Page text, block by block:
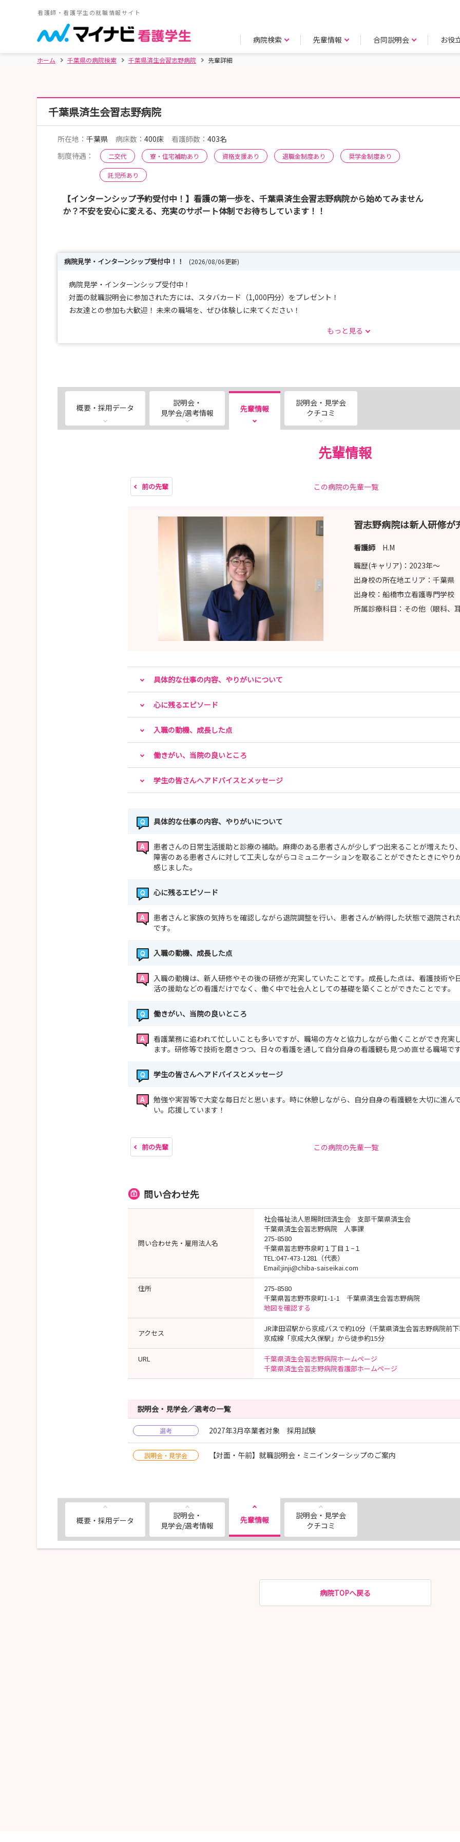
看護師・看護学生の就職情報サイト
病院検索 先輩情報 合同説明会 お役
ホーム 千葉県の病院検索 千葉県済生会習志野病院 先輩詳細
千葉県済生会習志野病院
所在地： 千葉県 病床数： 400床 看護師数： 403名
制度待遇：
二交代 寮・住宅補助あり 資格支援あり 退職金制度あり 奨学金制度あり
託児所あり
【インターンシップ予約受付中！】看護の第一歩を、千葉県済生会習志野病院から始めてみません
か？不安を安心に変える、充実のサポート体制でお待ちしています！！
病院見学・インターンシップ受付中！！ (2026/08/06更新)
病院見学・インターンシップ受付中！
対面の就職説明会に参加された方には、スタバカード（1,000円分）をプレゼント！
お友達との参加も大歓迎！ 未来の職場を、ぜひ体験しに来てください！
https://www.chiba-saiseikai.com/nurse/
mail：jinji@chiba-saiseikai.com
kango@chiba-saiseikai.com
もっと見る
概要・採用データ
説明会・
見学会/選考情報
先輩情報
説明会・見学会
クチコミ
先輩情報
前の先輩 この病院の先輩一覧
習志野病院は新人研修が
看護師 H.M
職歴(キャリア)： 2023年〜
出身校の所在地エリア： 千葉県
出身校： 船橋市立看護専門学校
所属診療科目： その他（眼科、
具体的な仕事の内容、やりがいについて
心に残るエピソード
入職の動機、成長した点
働きがい、当院の良いところ
学生の皆さんへアドバイスとメッセージ
具体的な仕事の内容、やりがいについて
患者さんの日常生活援助と診療の補助。麻痺のある患者さんが少しずつ出来ることが増えたり
障害のある患者さんに対して工夫しながらコミュニケーションを取ることができたときにやり
感じました。
心に残るエピソード
患者さんと家族の気持ちを確認しながら退院調整を行い、患者さんが納得した状態で退院され
です。
入職の動機、成長した点
入職の動機は、新人研修やその後の研修が充実していたことです。成長した点は、看護技術や
活の援助などの看護だけでなく、働く中で社会人としての基礎を築くことができたことです。
働きがい、当院の良いところ
看護業務に追われて忙しいことも多いですが、職場の方々と協力しながら働くことができ充実
ます。研修等で技術を磨きつつ、日々の看護を通して自分自身の看護観も見つめ直せる職場です
学生の皆さんへアドバイスとメッセージ
勉強や実習等で大変な毎日だと思います。時に休憩しながら、自分自身の看護観を大切に進ん
い。応援しています！
前の先輩 この病院の先輩一覧
問い合わせ先
問い合わせ先・雇用法人名
社会福祉法人恩賜財団済生会 支部千葉県済生会
千葉県済生会習志野病院 人事課
275-8580
千葉県習志野市泉町１丁目１−１
TEL:047-473-1281（代表）
Email:jinji@chiba-saiseikai.com
住所
275-8580
千葉県習志野市泉町1-1-1 千葉県済生会習志野病院
地図を確認する
アクセス
JR津田沼駅から京成バスで約10分（千葉県済生会習志野病院前下
京成線「京成大久保駅」から徒歩約15分
URL
千葉県済生会習志野病院ホームページ
千葉県済生会習志野病院看護部ホームページ
説明会・見学会／選考の一覧
選考 2027年3月卒業者対象 採用試験
説明会・見学会 【対面・午前】就職説明会・ミニインターシップのご案内
概要・採用データ
説明会・
見学会/選考情報
先輩情報
説明会・見学会
クチコミ
病院TOPへ戻る